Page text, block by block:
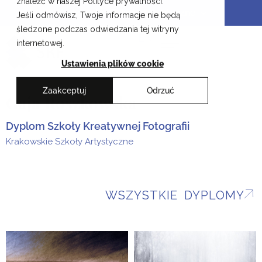
Jeśli odmówisz, Twoje informacje nie będą
śledzone podczas odwiedzania tej witryny
internetowej.
Ustawienia plików cookie
Zaakceptuj Odrzuć
Przejdź
treści
Krakowskie Szkoły Artystyczne
EN
Gaja Roszkowska
Dyplom Szkoły Kreatywnej Fotografii
Krakowskie Szkoły Artystyczne
WSZYSTKIE DYPLOMY